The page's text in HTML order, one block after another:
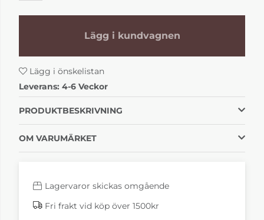
Lägg i kundvagnen
Lägg i önskelistan
Leverans: 4-6 Veckor
PRODUKTBESKRIVNING
OM VARUMÄRKET
Lagervaror skickas omgående
Fri frakt vid köp över 1500kr